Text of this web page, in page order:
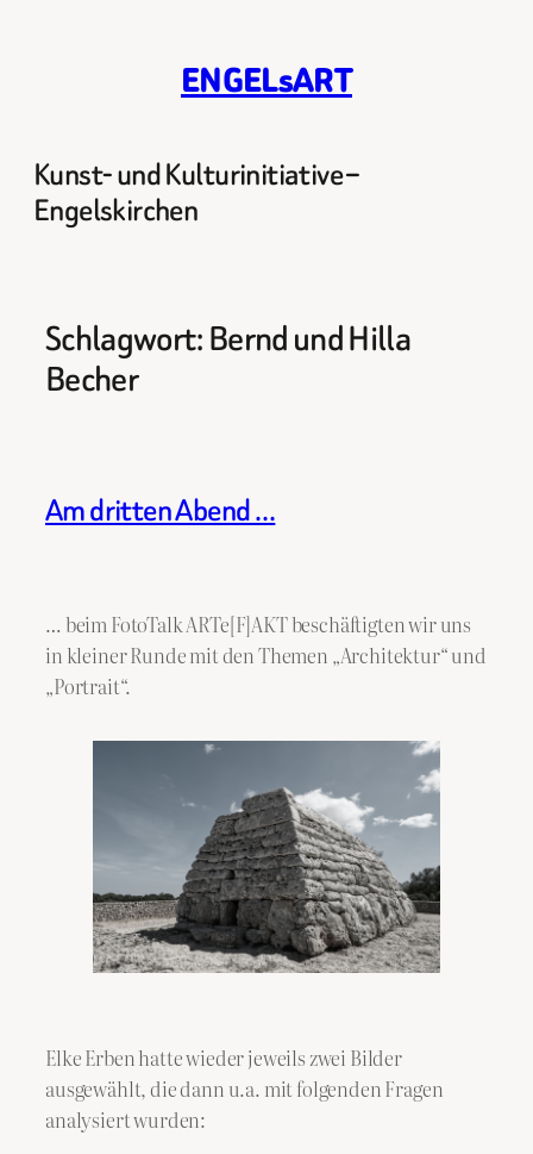
ENGELsART
Kunst- und Kulturinitiative –
Engelskirchen
Schlagwort:Bernd und Hilla
Becher
Am dritten Abend …
… beim FotoTalk ARTe[F]AKT beschäftigten wir uns
in kleiner Runde mit den Themen „Architektur“ und
„Portrait“.
Elke Erben hatte wieder jeweils zwei Bilder
ausgewählt, die dann u.a. mit folgenden Fragen
analysiert wurden: